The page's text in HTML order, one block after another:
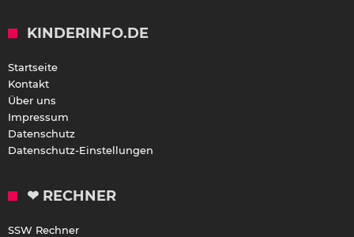
KINDERINFO.DE
Startseite
Kontakt
Über uns
Impressum
Datenschutz
Datenschutz-Einstellungen
❤ RECHNER
SSW Rechner